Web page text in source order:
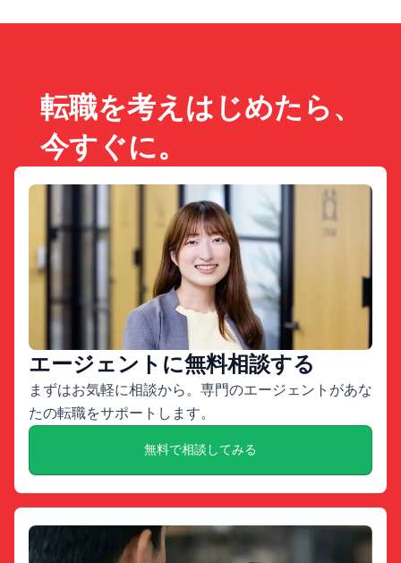
転職を考えはじめたら、
今すぐに。
エージェントに無料相談する
まずはお気軽に相談から。専門のエージェントがあな
たの転職をサポートします。
無料で相談してみる